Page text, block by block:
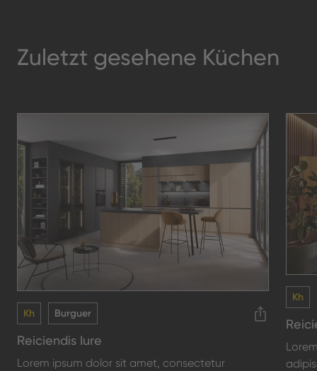
Zuletzt gesehene Küchen
Kh Burguer
Reiciendis Iure
Lorem ipsum dolor sit amet, consectetur
Kh